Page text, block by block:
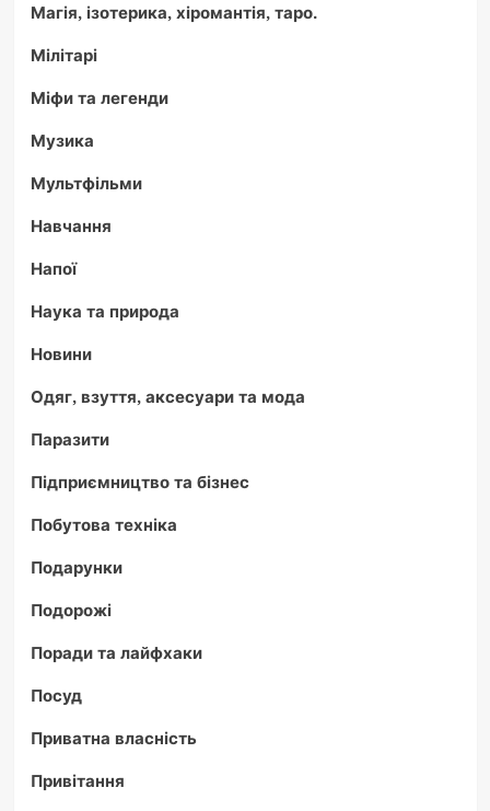
Магія, ізотерика, хіромантія, таро.
Мілітарі
Міфи та легенди
Музика
Мультфільми
Навчання
Напої
Наука та природа
Новини
Одяг, взуття, аксесуари та мода
Паразити
Підприємництво та бізнес
Побутова техніка
Подарунки
Подорожі
Поради та лайфхаки
Посуд
Приватна власність
Привітання